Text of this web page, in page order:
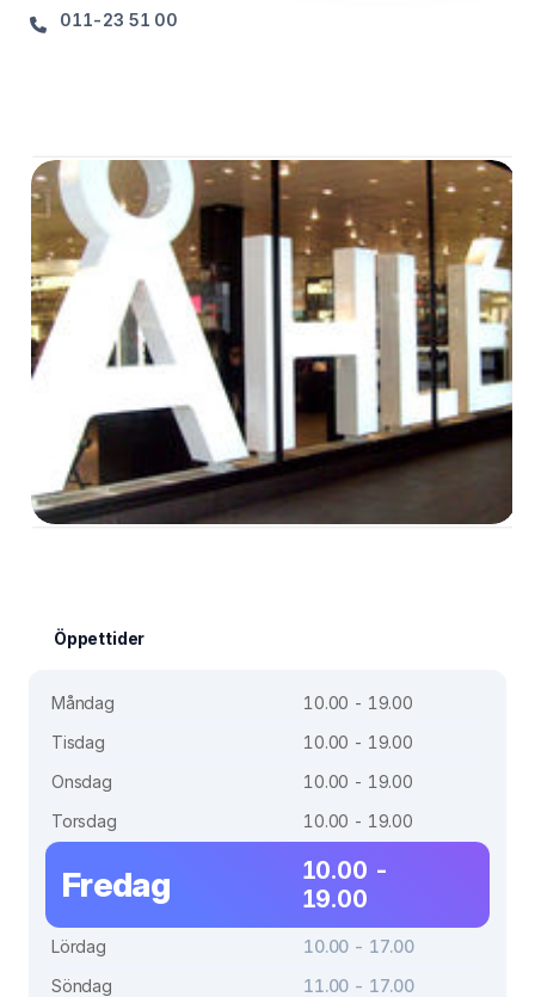
011-23 51 00
Öppettider
Måndag
10.00 - 19.00
Tisdag
10.00 - 19.00
Onsdag
10.00 - 19.00
Torsdag
10.00 - 19.00
Fredag
10.00 -
19.00
Lördag
10.00 - 17.00
Söndag
11.00 - 17.00